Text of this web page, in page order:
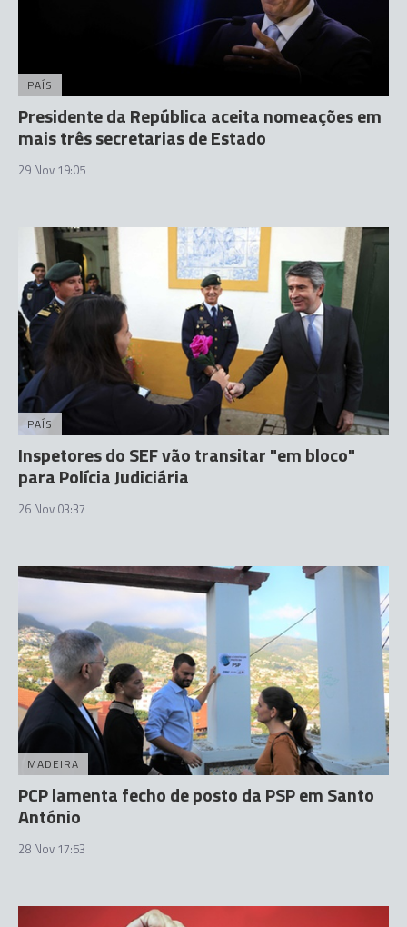
PAÍS
Presidente da República aceita nomeações em
mais três secretarias de Estado
29 Nov 19:05
PAÍS
Inspetores do SEF vão transitar "em bloco"
para Polícia Judiciária
26 Nov 03:37
MADEIRA
PCP lamenta fecho de posto da PSP em Santo
António
28 Nov 17:53